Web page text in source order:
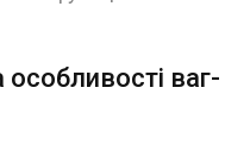
ваг-